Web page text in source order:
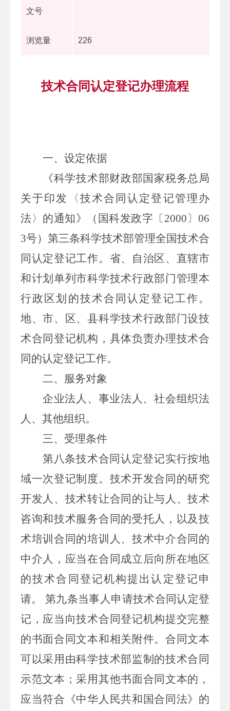
文号
浏览量 226
技术合同认定登记办理流程
一、设定依据
《科学技术部财政部国家税务总局
关于印发〈技术合同认定登记管理办
法〉的通知》（国科发政字〔 2000〕06
3号）第三条科学技术部管理全国技术合
同认定登记工作。省、自治区、直辖市
和计划单列市科学技术行政部门管理本
行政区划的技术合同认定登记工作。
地、市、区、县科学技术行政部门设技
术合同登记机构，具体负责办理技术合
同的认定登记工作。
二、 服务对象
企业法人、事业法人、社会组织法
人、其他组织。
三、受理条件
第八条技术合同认定登记实行按地
域一次登记制度。技术开发合同的研究
开发人、技术转让合同的让与人、技术
咨询和技术服务合同的受托人，以及技
术培训合同的培训人、技术中介合同的
中介人，应当在合同成立后向所在地区
的技术合同登记机构提出认定登记申
请。
第九条当事人申请技术合同认定登
记，应当向技术合同登记机构提交完整
的书面合同文本和相关附件。合同文本
可以采用由科学技术部监制的技术合同
示范文本；采用其他书面合同文本的，
应当符合《中华人民共和国合同法》的